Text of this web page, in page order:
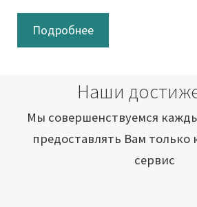
Подробнее
Наши
Мы совершенствуемся
предоставлять Вам только
сервис